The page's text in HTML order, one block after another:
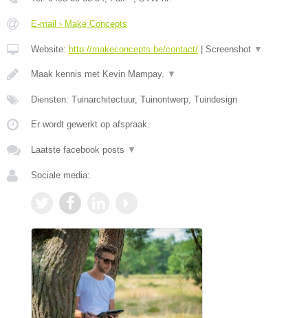
E-mail › Make Concepts
Website: http://makeconcepts.be/contact/ Screenshot ▼
Maak kennis met Kevin Mampay. ▼
Diensten: Tuinarchitectuur, Tuinontwerp, Tuindesign
Er wordt gewerkt op afspraak.
Laatste facebook posts ▼
Sociale media: